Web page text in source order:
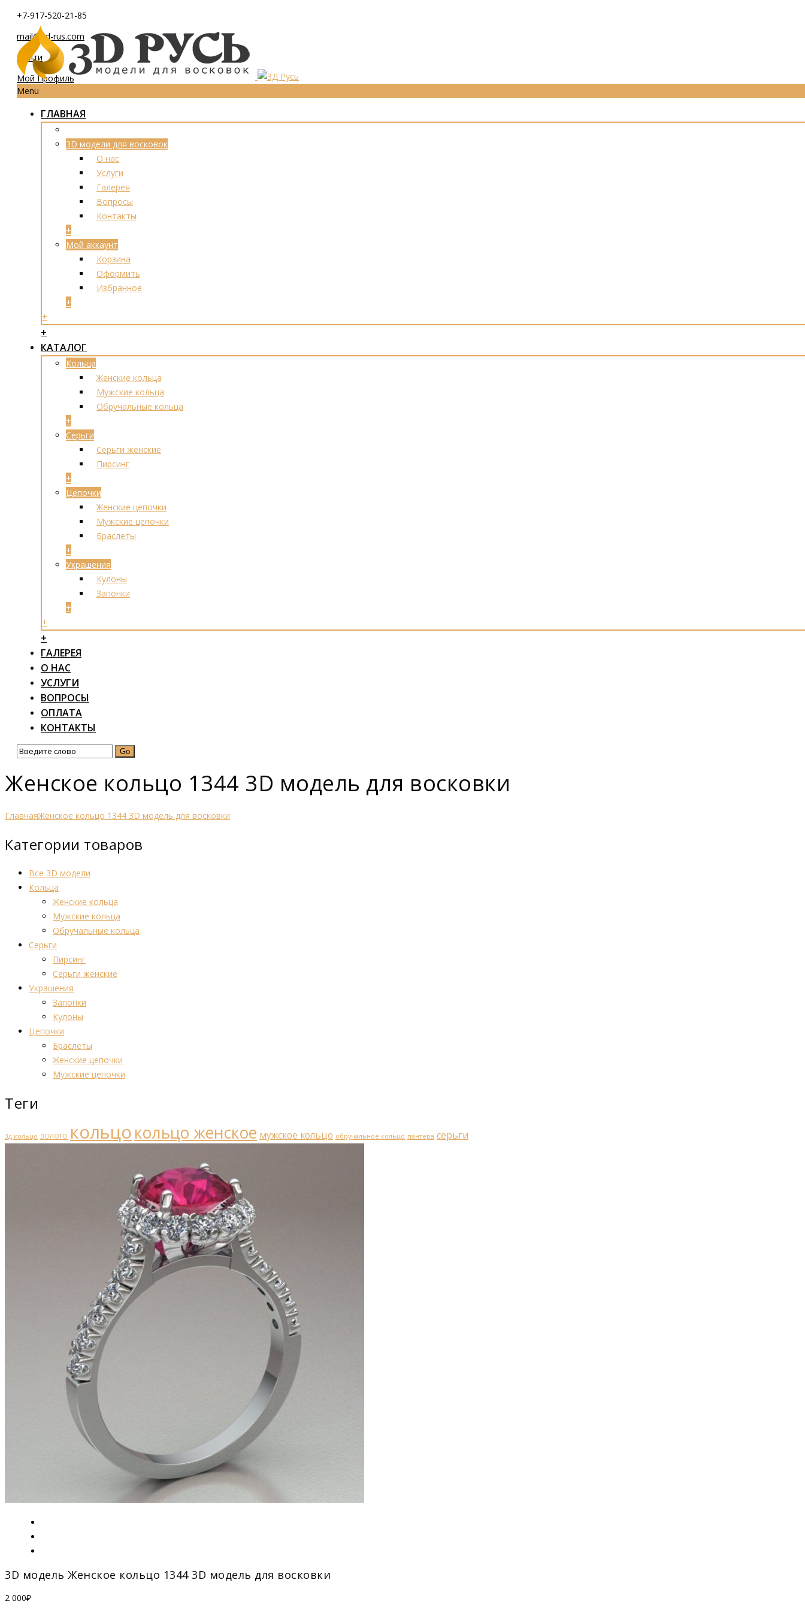
+7-917-520-21-85
mail@3d-rus.com
Войти
Мой Профиль
Menu
ГЛАВНАЯ
3D модели для восковок
О нас
Услуги
Галерея
Вопросы
Контакты
+
Мой аккаунт
Корзина
Оформить
Избранное
+
+
+
КАТАЛОГ
Кольца
Женские кольца
Мужские кольца
Обручальные кольца
+
Серьги
Серьги женские
Пирсинг
+
Цепочки
Женские цепочки
Мужские цепочки
Браслеты
+
Украшения
Кулоны
Запонки
+
+
+
ГАЛЕРЕЯ
О НАС
УСЛУГИ
ВОПРОСЫ
ОПЛАТА
КОНТАКТЫ
Женское кольцо 1344 3D модель для восковки
ГлавнаяЖенское кольцо 1344 3D модель для восковки
Категории товаров
Все 3D модели
Кольца
Женские кольца
Мужские кольца
Обручальные кольца
Серьги
Пирсинг
Серьги женские
Украшения
Запонки
Кулоны
Цепочки
Браслеты
Женские цепочки
Мужские цепочки
Теги
3д кольцо ЗОЛОТО кольцокольцо женское мужское кольцо обручальное кольцо пантера серьги
3D модель Женское кольцо 1344 3D модель для восковки
2 000₽